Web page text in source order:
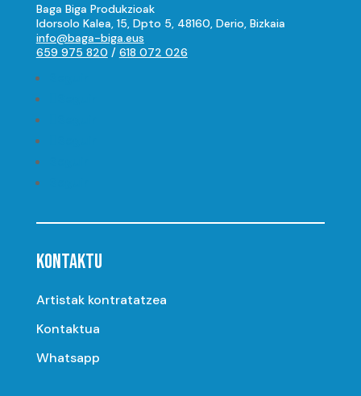
Baga Biga Produkzioak
Idorsolo Kalea, 15, Dpto 5, 48160, Derio, Bizkaia
info@baga-biga.eus
659 975 820 / 618 072 026
KONTAKTU
Artistak kontratatzea
Kontaktua
Whatsapp